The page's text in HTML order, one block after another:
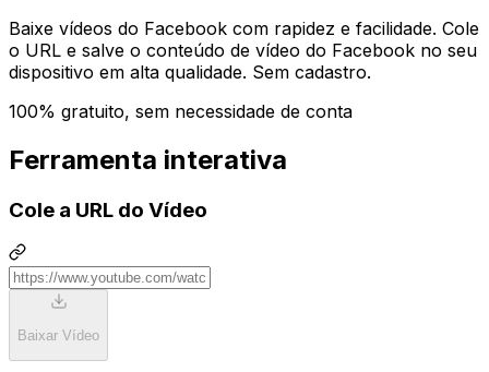
Baixe vídeos do Facebook com rapidez e facilidade. Cole
o URL e salve o conteúdo de vídeo do Facebook no seu
dispositivo em alta qualidade. Sem cadastro.
100% gratuito, sem necessidade de conta
Ferramenta interativa
Cole a URL do Vídeo
Baixar Vídeo